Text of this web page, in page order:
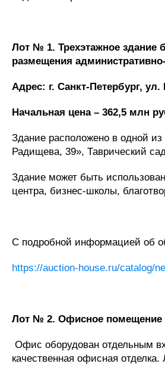
Лот № 1. Трехэтажное
размещения
Адрес: г. Санкт-Петербург,
Начальная цена – 362,5 млн
Здание расположено в одной
Радищева, 39», Таврический
Здание может быть
центра, бизнес-школы,
С подробной информацией об
https://auction-house.ru/catalog/
Лот № 2. Офисное помещение
Офис оборудован отдельным
качественная офисная